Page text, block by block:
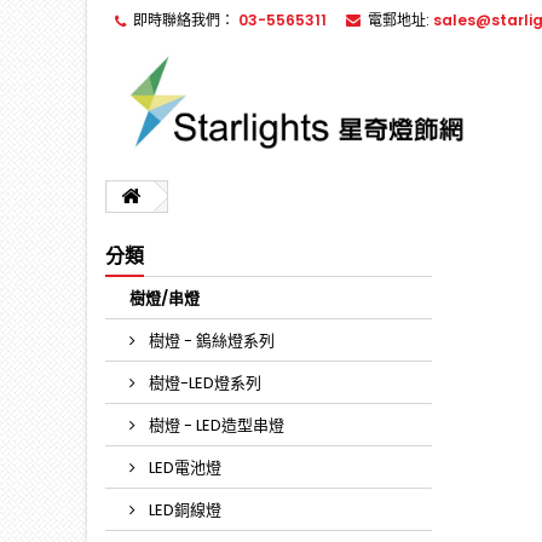
即時聯絡我們： 03-5565311 電郵地址:
分類
樹燈/串燈
樹燈 - 鎢絲燈系列
樹燈-LED燈系列
樹燈 - LED造型串燈
LED電池燈
LED銅線燈